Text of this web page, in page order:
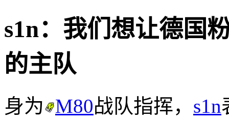
s1n：我们想让德国
的主队
身为 M80战队指挥， s1n